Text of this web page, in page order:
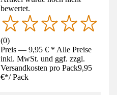
bewertet.
(0)
Preis — 9,95 € * Alle Preise
inkl. MwSt. und ggf. zzgl.
Versandkosten pro Pack9,95
€*/ Pack